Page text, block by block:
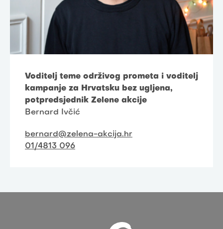
Voditelj teme održivog prometa i voditelj
kampanje za Hrvatsku bez ugljena,
potpredsjednik Zelene akcije
Bernard Ivčić
bernard@zelena-akcija.hr
01/4813 096